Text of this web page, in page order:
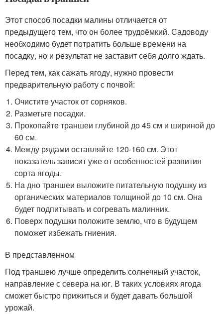
Этот способ посадки малины отличается от
предыдущего тем, что он более трудоёмкий. Садоводу
необходимо будет потратить больше времени на
посадку, но и результат не заставит себя долго ждать.
Перед тем, как сажать ягоду, нужно провести
предварительную работу с почвой:
Очистите участок от сорняков.
Разметьте посадки.
Прокопайте траншеи глубиной до 45 см и шириной до
60 см.
Между рядами оставляйте 120-160 см. Этот
показатель зависит уже от особенностей развития
сорта ягоды.
На дно траншеи выложите питательную подушку из
органических материалов толщиной до 10 см. Она
будет подпитывать и согревать малинник.
Поверх подушки положите землю, что в будущем
поможет избежать гниения.
В представленном
Под траншею лучше определить солнечный участок,
направление с севера на юг. В таких условиях ягода
сможет быстро прижиться и будет давать большой
урожай.